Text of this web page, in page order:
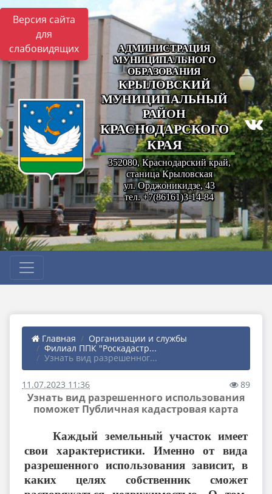
Версия сайта
для
слабовидящих
АДМИНИСТРАЦИЯ
МУНИЦИПАЛЬНОГО
ОБРАЗОВАНИЯ
КРЫЛОВСКИЙ
МУНИЦИПАЛЬНЫЙ
РАЙОН
КРАСНОДАРСКОГО
КРАЯ
352080, Краснодарский край,
станица Крыловская
ул. Орджоникидзе, 43
тел. +7(86161)3-14-84
Главная
Организации и службы
Филиал ППК "Роскадастр...
Узнать вид разрешенног...
11.07.2023 11:36 89
Узнать вид разрешенного использования
поможет Публичная кадастровая карта
Каждый земельный участок имеет
свои характеристики. Именно от вида
разрешенного использования зависит, в
каких целях собственник сможет